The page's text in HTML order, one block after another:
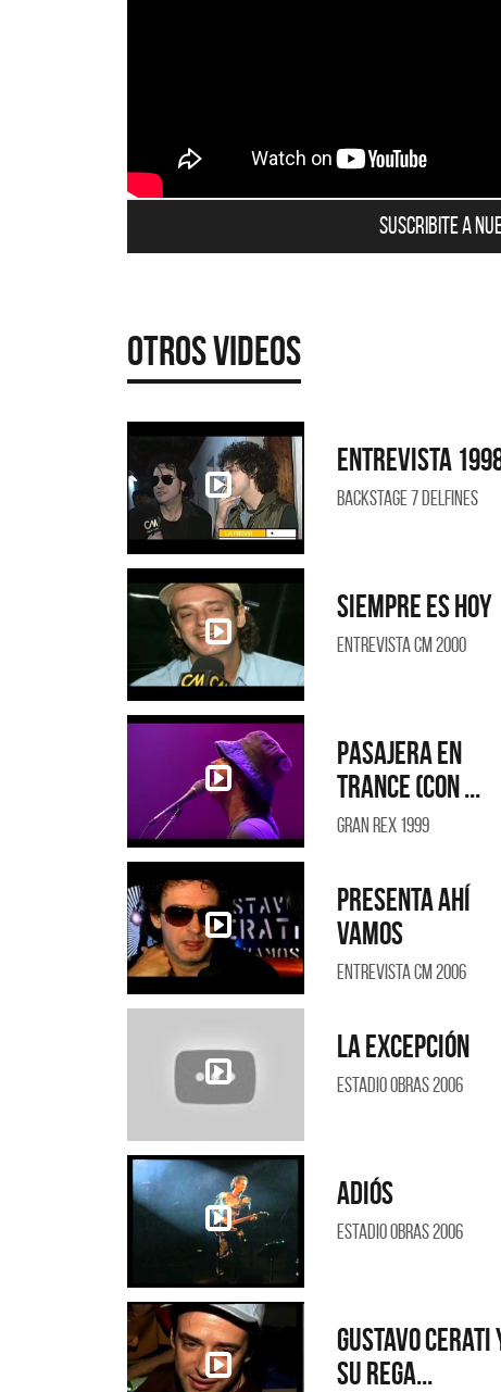
Suscribite a
Otros Videos
Entrevista
Backstage 7 Delfines
Siempre es hoy
Entrevista CM 2000
Pasajera en
trance (Con ...
Gran Rex 1999
Presenta Ahí
Vamos
Entrevista CM 2006
La excepción
Estadio Obras 2006
Adiós
Estadio Obras 2006
Gustavo Cerati
su rega...